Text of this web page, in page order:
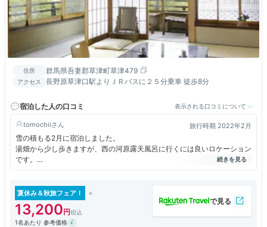
住所 群馬県吾妻郡草津町草津479
アクセス 長野原草津口駅よりＪＲバスに２５分乗車 徒歩8分
宿泊した人の口コミ 表示される口コミについて
tomochii 旅行時期 2022年2月
雪の積もる2月に宿泊しました。
湯畑から少し歩きますが、西の河原露天風呂に行くには良いロケーション
です。
でした…。
温泉は2種類の泉質を楽しめました。
朝は他の宿泊客の方と被らず、貸し切り状態でした！
夏休み＆秋旅フェア！
13,200
1名あたり 参考価格